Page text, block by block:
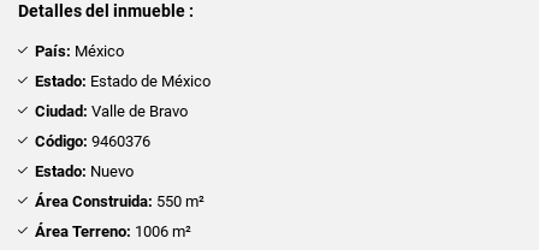
Detalles del inmueble :
País: México
Estado: Estado de México
Ciudad: Valle de Bravo
Código: 9460376
Estado: Nuevo
Área Construida: 550 m²
Área Terreno: 1006 m²